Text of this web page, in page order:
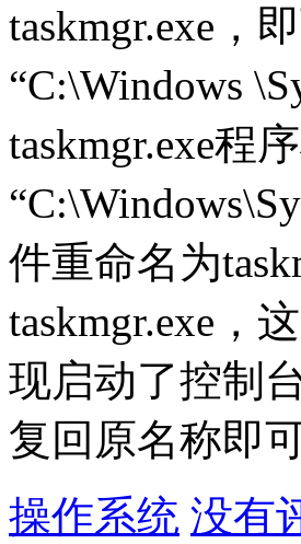
taskmgr.exe，
“C:\Windows
taskmgr.exe程
件重命名为
taskmgr.exe，
现启动了控制
复回原名称即可
操作系统 没有